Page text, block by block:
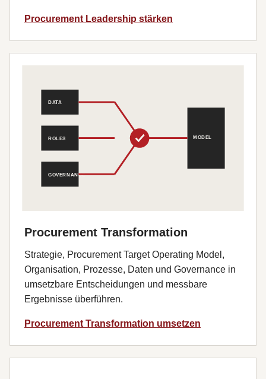
Procurement Leadership stärken
Procurement Transformation
Strategie, Procurement Target Operating Model,
Organisation, Prozesse, Daten und Governance in
umsetzbare Entscheidungen und messbare
Ergebnisse überführen.
Procurement Transformation umsetzen